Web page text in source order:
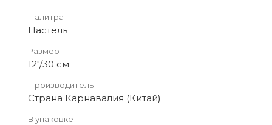
Палитра
Пастель
Размер
12"/30 см
Производитель
Страна Карнавалия (Китай)
В упаковке